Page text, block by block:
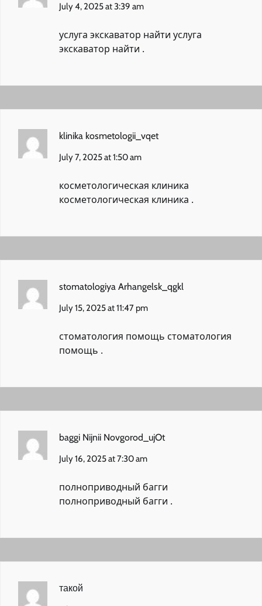
July 4, 2025 at 3:39 am
услуга экскаватор найти услуга
экскаватор найти .
klinika kosmetologii_vqet
July 7, 2025 at 1:50 am
косметологическая клиника
косметологическая клиника .
stomatologiya Arhangelsk_qgkl
July 15, 2025 at 11:47 pm
стоматология помощь стоматология
помощь .
baggi Nijnii Novgorod_ujOt
July 16, 2025 at 7:30 am
полноприводный багги
полноприводный багги .
такой